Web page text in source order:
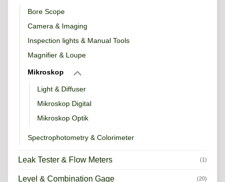
Bore Scope
Camera & Imaging
Inspection lights & Manual Tools
Magnifier & Loupe
Mikroskop
Light & Diffuser
Mikroskop Digital
Mikroskop Optik
Spectrophotometry & Colorimeter
Leak Tester & Flow Meters (1)
Level & Combination Gage (20)